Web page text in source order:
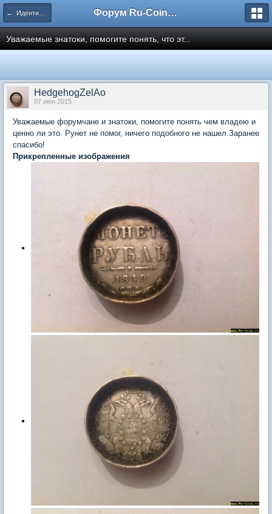
← Идентификация Форум Ru-Coin.ru
Уважаемые знатоки, помогите понять, что эт...
HedgehogZelAo
07 июн 2015
Уважаемые форумчане и знатоки, помогите понять чем владею и
ценно ли это. Рунет не помог, ничего подобного не нашел.Заранее
спасибо!
Прикрепленные изображения